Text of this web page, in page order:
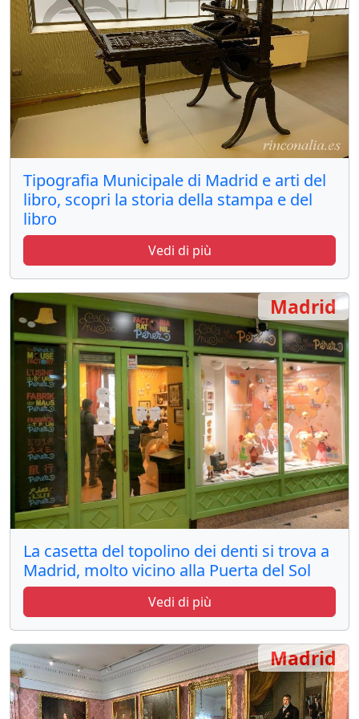
Tipografia Municipale di Madrid e arti del
libro, scopri la storia della stampa e del
libro
Vedi di più
La casetta del topolino dei denti si trova a
Madrid, molto vicino alla Puerta del Sol
Vedi di più
Madrid
Madrid